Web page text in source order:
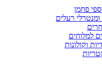
פחמן
ומנטרלי רעלים
למלוחים
וקולונות